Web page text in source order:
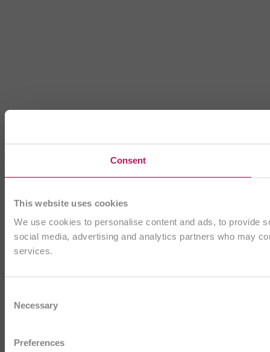
Consent
This website uses cookies
We use cookies to personalise content and ads, to provide
social media, advertising and analytics partners who may
services.
Selection
Necessary
Preferences